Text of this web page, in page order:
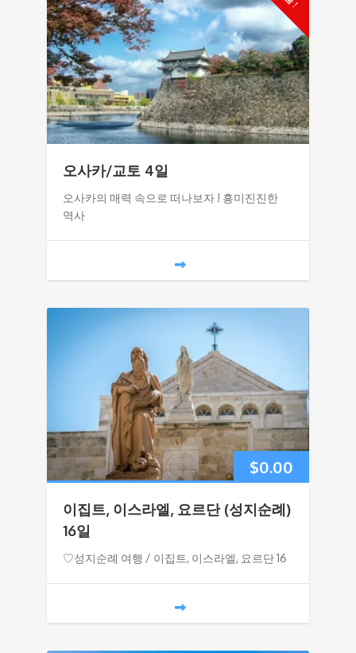
오사카/교토 4일
오사카의 매력 속으로 떠나보자 ! 흥미진진한
역사
$0.00
이집트, 이스라엘, 요르단 (성지순례)
16일
♡성지순례 여행 / 이집트, 이스라엘, 요르단 16